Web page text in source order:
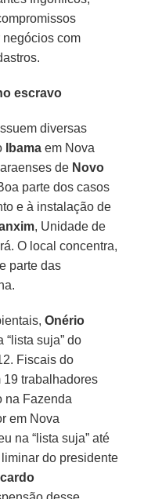
negócios com
escravo
diversas
Ibama em Nova
de Novo
parte dos casos
e à instalação de
, Unidade de
O local concentra,
parte das
Onério
suja” do
Fiscais do
19 trabalhadores
na Fazenda
em Nova
na “lista suja” até
do presidente